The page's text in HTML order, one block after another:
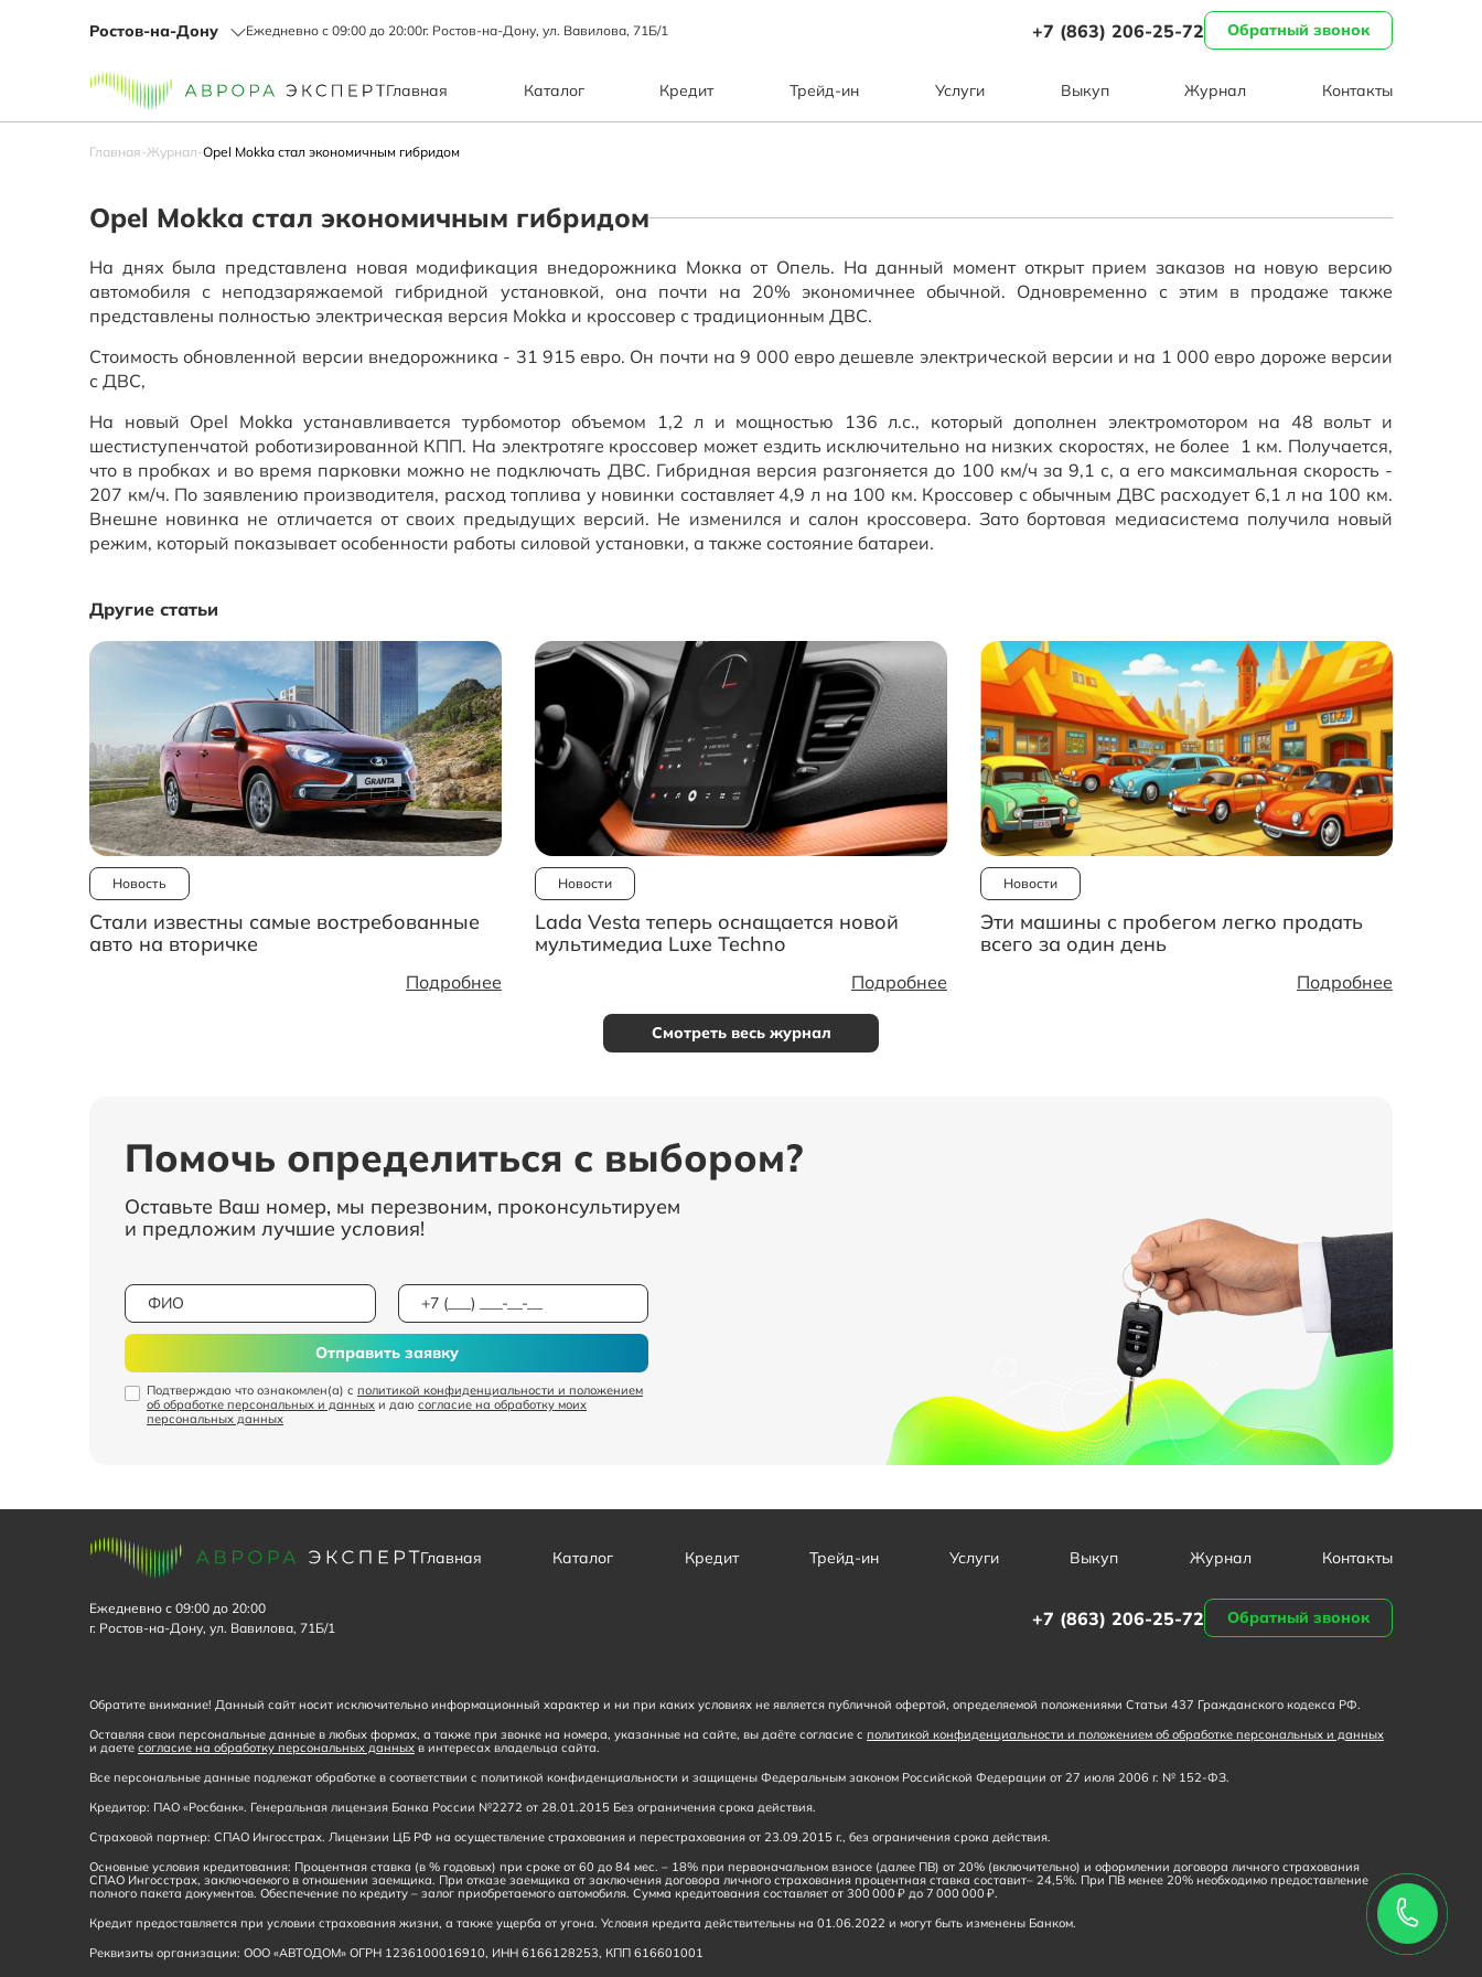
Ростов-на-Дону Ежедневно с 09:00 до 20:00г. Ростов-на-Дону, ул. Вавилова, 71Б/1 +7 (863) 206-25-72 Обратный звонок
Главная Каталог Кредит Трейд-ин Услуги Выкуп Журнал Контакты
Главная-Журнал-Opel Mokka стал экономичным гибридом
Opel Mokka стал экономичным гибридом
На днях была представлена новая модификация внедорожника Мокка от Опель. На данный момент открыт прием заказов на новую версию
автомобиля с неподзаряжаемой гибридной установкой, она почти на 20% экономичнее обычной. Одновременно с этим в продаже также
представлены полностью электрическая версия Mokka и кроссовер с традиционным ДВС.
Стоимость обновленной версии внедорожника - 31 915 евро. Он почти на 9 000 евро дешевле электрической версии и на 1 000 евро дороже версии
с ДВС,
На новый Opel Mokka устанавливается турбомотор объемом 1,2 л и мощностью 136 л.с., который дополнен электромотором на 48 вольт и
шестиступенчатой роботизированной КПП. На электротяге кроссовер может ездить исключительно на низких скоростях, не более 1 км. Получается,
что в пробках и во время парковки можно не подключать ДВС. Гибридная версия разгоняется до 100 км/ч за 9,1 с, а его максимальная скорость -
207 км/ч. По заявлению производителя, расход топлива у новинки составляет 4,9 л на 100 км. Кроссовер с обычным ДВС расходует 6,1 л на 100 км.
Внешне новинка не отличается от своих предыдущих версий. Не изменился и салон кроссовера. Зато бортовая медиасистема получила новый
режим, который показывает особенности работы силовой установки, а также состояние батареи.
Другие статьи
Новость
Стали известны самые востребованные
авто на вторичке
Подробнее
Новости
Lada Vesta теперь оснащается новой
мультимедиа Luxe Techno
Подробнее
Новости
Эти машины с пробегом легко продать
всего за один день
Подробнее
Смотреть весь журнал
Помочь определиться с выбором?
Оставьте Ваш номер, мы перезвоним, проконсультируем
и предложим лучшие условия!
Подтверждаю что ознакомлен(а) с политикой конфиденциальности и положением
об обработке персональных и данных и даю согласие на обработку моих
персональных данных
Отправить заявку
Главная Каталог Кредит Трейд-ин Услуги Выкуп Журнал Контакты
Ежедневно с 09:00 до 20:00
г. Ростов-на-Дону, ул. Вавилова, 71Б/1
+7 (863) 206-25-72 Обратный звонок
Обратите внимание! Данный сайт носит исключительно информационный характер и ни при каких условиях не является публичной офертой, определяемой положениями Статьи 437 Гражданского кодекса РФ.
Оставляя свои персональные данные в любых формах, а также при звонке на номера, указанные на сайте, вы даёте согласие с политикой конфиденциальности и положением об обработке персональных и данных
и даете согласие на обработку персональных данных в интересах владельца сайта.
Все персональные данные подлежат обработке в соответствии с политикой конфиденциальности и защищены Федеральным законом Российской Федерации от 27 июля 2006 г. № 152-ФЗ.
Кредитор: ПАО «Росбанк». Генеральная лицензия Банка России №2272 от 28.01.2015 Без ограничения срока действия.
Страховой партнер: СПАО Ингосстрах. Лицензии ЦБ РФ на осуществление страхования и перестрахования от 23.09.2015 г., без ограничения срока действия.
Основные условия кредитования: Процентная ставка (в % годовых) при сроке от 60 до 84 мес. – 18% при первоначальном взносе (далее ПВ) от 20% (включительно) и оформлении договора личного страхования
СПАО Ингосстрах, заключаемого в отношении заемщика. При отказе заемщика от заключения договора личного страхования процентная ставка составит– 24,5%. При ПВ менее 20% необходимо предоставление
полного пакета документов. Обеспечение по кредиту – залог приобретаемого автомобиля. Сумма кредитования составляет от 300 000 ₽ до 7 000 000 ₽.
Кредит предоставляется при условии страхования жизни, а также ущерба от угона. Условия кредита действительны на 01.06.2022 и могут быть изменены Банком.
Реквизиты организации: ООО «АВТОДОМ» ОГРН 1236100016910, ИНН 6166128253, КПП 616601001